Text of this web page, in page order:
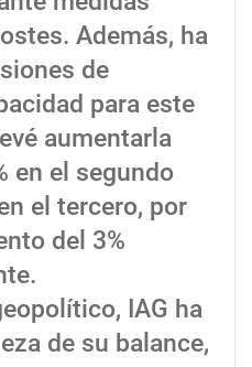
Además, ha
de
para este
aumentarla
en el segundo
el tercero, por
del 3%
IAG ha
de su balance,